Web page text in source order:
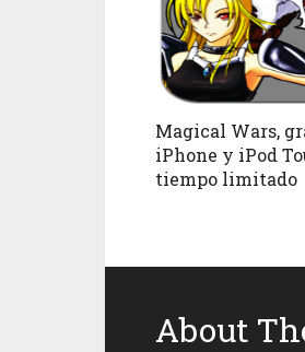
Magical Wars,
iPhone y iPod
tiempo limitado
About